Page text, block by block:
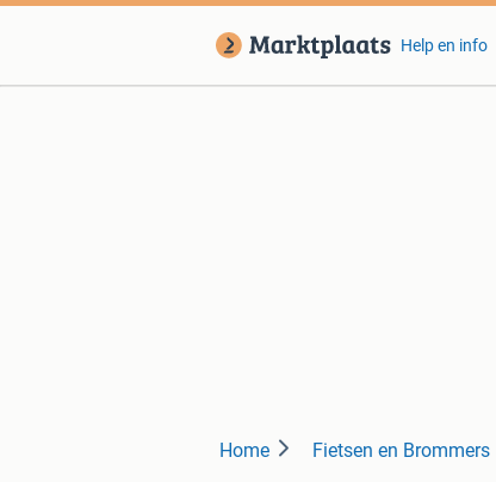
Help en info
Home Fietsen en Brommers